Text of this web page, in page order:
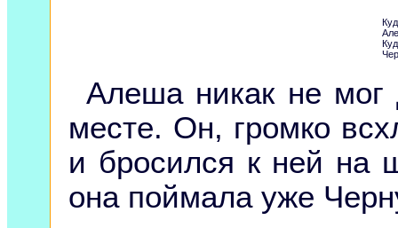
Алеша никак не мог
месте. Он, громко
и бросился к ней на
она поймала уже